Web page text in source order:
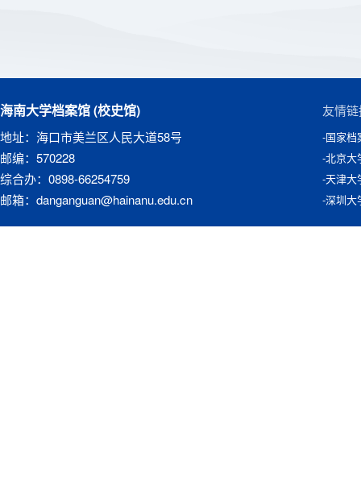
海南大学档案馆 (校史馆)
地址：海口市美兰区人民大道58号
邮编：570228
综合办：0898-66254759
邮箱：danganguan@hainanu.edu.cn
友情
-国家档
-北京大
-天津大
-深圳大